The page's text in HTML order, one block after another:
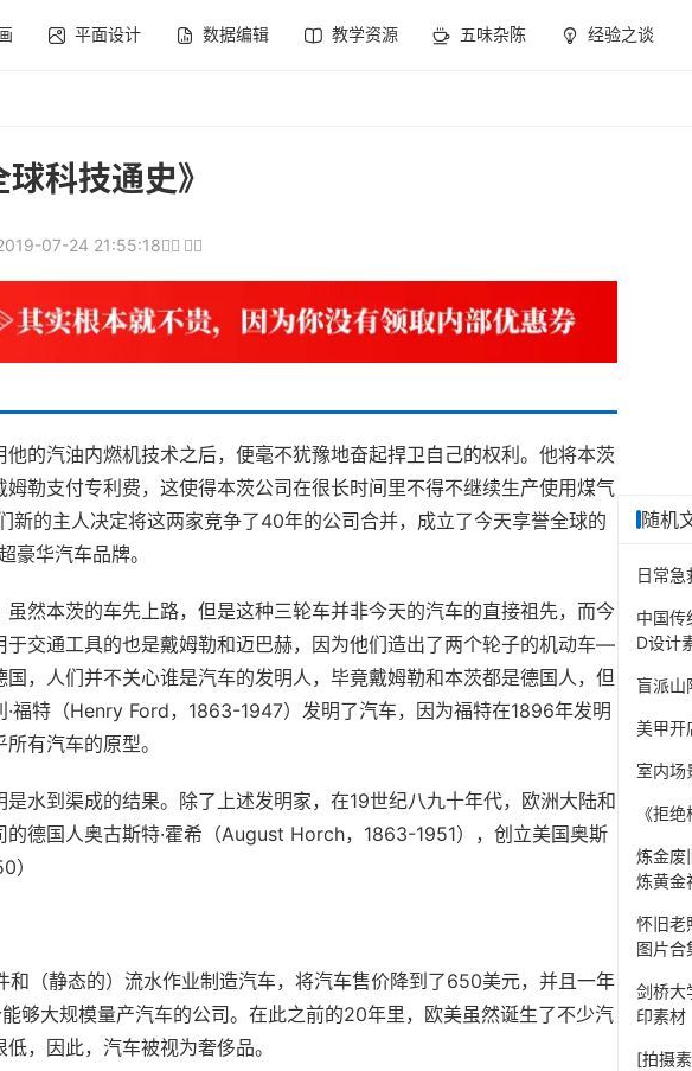
平面设计 数据编辑 教学资源 五味杂陈 经验之谈
球科技通史》
07-24 21:55:18
的汽油内燃机技术之后，便毫不犹豫地奋起捍卫自己的权利。他将本茨
勒支付专利费，这使得本茨公司在很长时间里不得不继续生产使用煤气
的主人决定将这两家竞争了40年的公司合并，成立了今天享誉全球的
华汽车品牌。
然本茨的车先上路，但是这种三轮车并非今天的汽车的直接祖先，而今
交通工具的也是戴姆勒和迈巴赫，因为他们造出了两个轮子的机动车—
，人们并不关心谁是汽车的发明人，毕竟戴姆勒和本茨都是德国人，但
福特（Henry Ford，1863-1947）发明了汽车，因为福特在1896年发明
有汽车的原型。
水到渠成的结果。除了上述发明家，在19世纪八九十年代，欧洲大陆和
德国人奥古斯特·霍希（August Horch，1863-1951），创立美国奥斯
）
（静态的）流水作业制造汽车，将汽车售价降到了650美元，并且一年
大规模量产汽车的公司。在此之前的20年里，欧美虽然诞生了不少汽
，因此，汽车被视为奢侈品。
随机
日常急
中国传
D设计
盲派山
美甲开
室内场
《拒
炼金废
炼黄金
怀旧老
图片合
剑桥大
印素材
[拍摄